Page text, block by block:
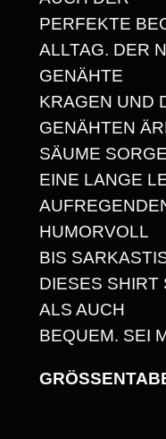
I
N
P
E
R
S
O
N
!
"
H
E
A
V
PERFEKTE
ALLTAG. DER
GENÄHTE
KRAGEN UND
GENÄHTEN
SÄUME
EINE LANGE
HUMORVOLL
BIS
DIESES SHIRT
ALS AUCH
BEQUEM. SEI